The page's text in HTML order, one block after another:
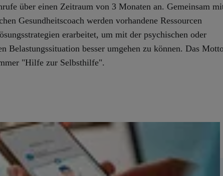
über einen Zeitraum von 3 Monaten an. Gemeinsam
Gesundheitscoach werden vorhandene Ressourcen
erarbeitet, um mit der psychischen oder
Belastungssituation besser umgehen zu können. Das
"Hilfe zur Selbsthilfe".